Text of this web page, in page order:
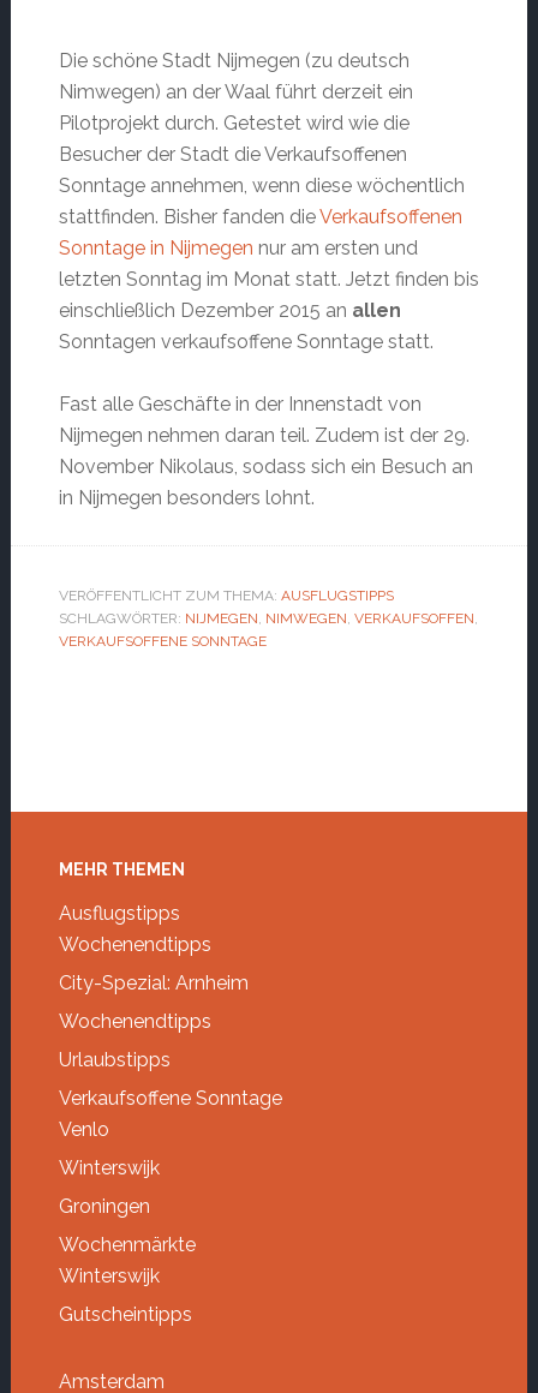
Die schöne Stadt Nijmegen (zu deutsch
Nimwegen) an der Waal führt derzeit ein
Pilotprojekt durch. Getestet wird wie die
Besucher der Stadt die Verkaufsoffenen
Sonntage annehmen, wenn diese wöchentlich
stattfinden. Bisher fanden dieVerkaufsoffenen
Sonntage in Nijmegen nur am ersten und
letzten Sonntag im Monat statt. Jetzt finden bis
einschließlich Dezember 2015 an allen
Sonntagen verkaufsoffene Sonntage statt.
Fast alle Geschäfte in der Innenstadt von
Nijmegen nehmen daran teil. Zudem ist der 29.
November Nikolaus, sodass sich ein Besuch an
in Nijmegen besonders lohnt.
VERÖFFENTLICHT ZUM THEMA: AUSFLUGSTIPPS
SCHLAGWÖRTER: NIJMEGEN, NIMWEGEN, VERKAUFSOFFEN,
VERKAUFSOFFENE SONNTAGE
Footer
MEHR THEMEN
Ausflugstipps
Wochenendtipps
City-Spezial: Arnheim
Wochenendtipps
Urlaubstipps
Verkaufsoffene Sonntage
Venlo
Winterswijk
Groningen
Wochenmärkte
Winterswijk
Gutscheintipps
Amsterdam